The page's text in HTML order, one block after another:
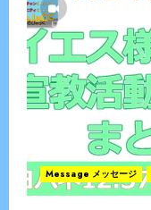
Message メッセージ